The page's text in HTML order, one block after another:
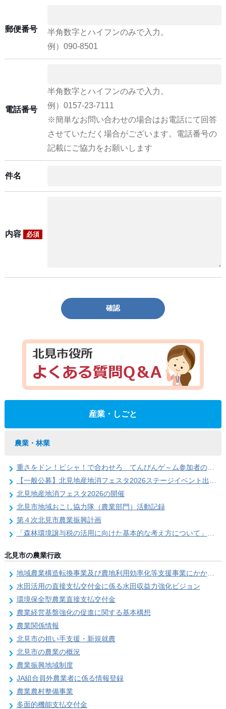
郵便番号
半角数字とハイフンのみで入力。
例）090-8501
電話番号
半角数字とハイフンのみで入力。
例）0157-23-7111
※簡単なお問い合わせの場合はお電話にて回答
させていただく場合がございます。電話番号の
記載にご協力をお願いします
件名
内容 必須
確認
産業・しごと
農業・林業
重さをドン！ピシャ！で合わせろ てんびんゲ～ム参加者の募集（北見地産地消フェスタ2026）
【一般公募】北見地産地消フェスタ2026ステージイベント出演者の募集
北見地産地消フェスタ2026の開催
北見市地域おこし協力隊（農業部門）活動記録
第４次北見市農業振興計画
「森林環境譲与税の活用に向けた基本的な考え方について」を策定しました
北見市の農業行政
地域農業構造転換事業及び農地利用効率化等支援事業にかかる要望調査
水田活用の直接支払交付金に係る水田収益力強化ビジョン
環境保全型農業直接支払交付金
農業経営基盤強化の促進に関する基本構想
農業関係情報
北見市の担い手支援・新規就農
北見市の農業の概況
農業振興地域制度
JA組合員外農業者に係る情報登録
農業農村整備事業
多面的機能支払交付金